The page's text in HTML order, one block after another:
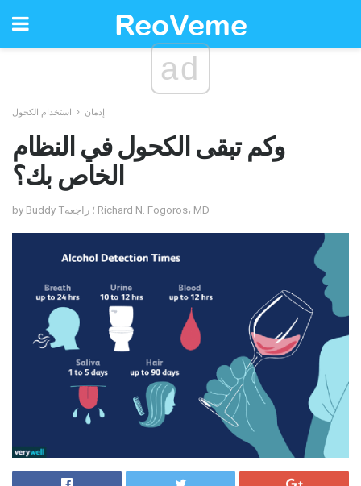
ad
إدمان استخدام الكحول
وكم تبقى الكحول في النظام
الخاص بك؟
by Buddy T؛ راجعه Richard N. Fogoros، MD